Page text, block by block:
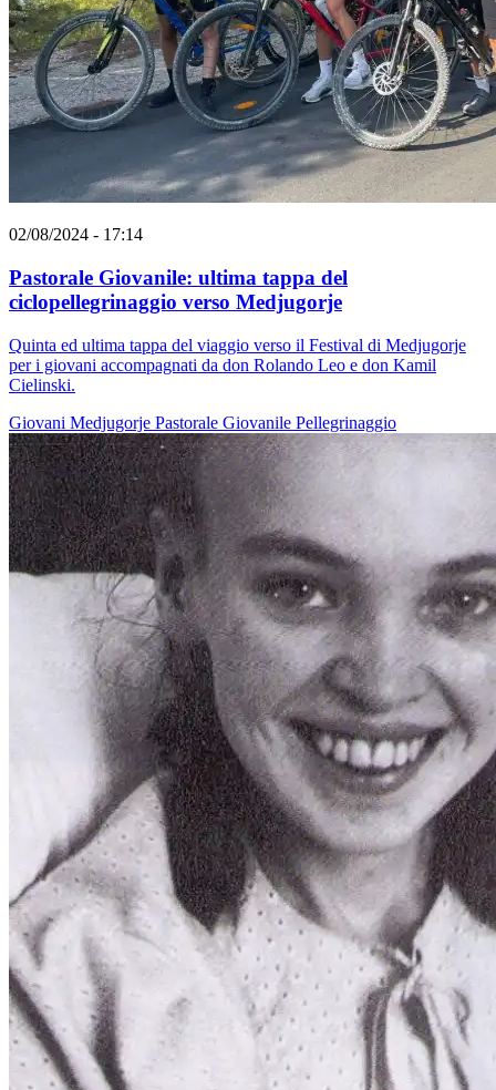
02/08/2024 - 17:14
Pastorale Giovanile: ultima tappa del
ciclopellegrinaggio verso Medjugorje
Quinta ed ultima tappa del viaggio verso il Festival di Medjugorje
per i giovani accompagnati da don Rolando Leo e don Kamil
Cielinski.
Giovani Medjugorje Pastorale Giovanile Pellegrinaggio